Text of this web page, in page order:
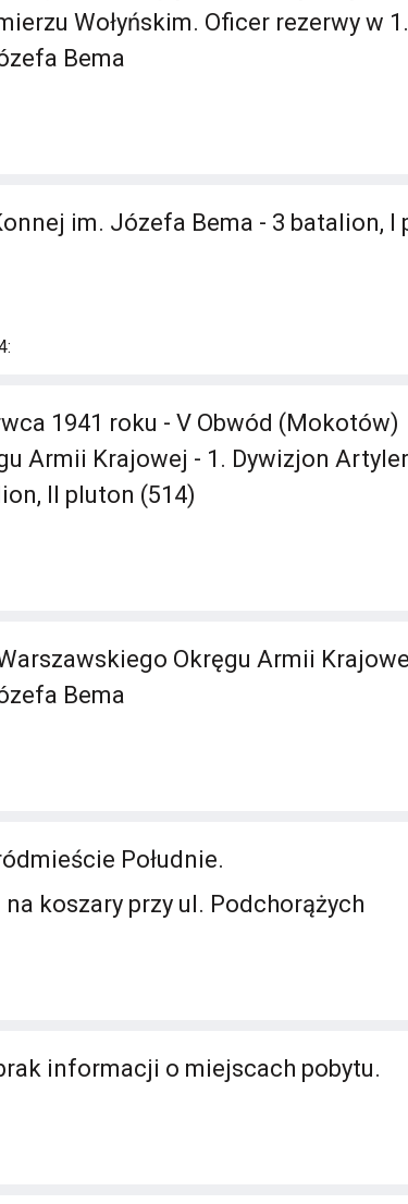
Wołyńskim. Oficer rezerwy w
Bema
im. Józefa Bema - 3 batalion, I
1941 roku - V Obwód (Mokotów)
Armii Krajowej - 1. Dywizjon
II pluton (514)
Okręgu Armii
Bema
Południe.
na koszary przy ul. Podchorążych
informacji o miejscach pobytu.